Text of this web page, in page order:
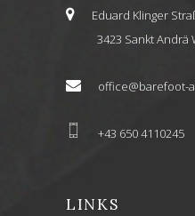
Eduard Klinger
3423 Sankt Andrä
office@barefoot-
+43 650 4110245
LINKS